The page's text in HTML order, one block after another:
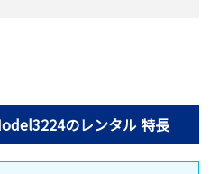
のレンタル 特長